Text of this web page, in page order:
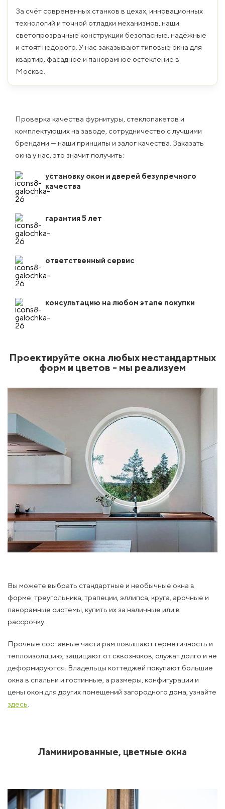
За счёт современных станков в цехах, инновационных
технологий и точной отладки механизмов, наши
светопрозрачные конструкции безопасные, надёжные
и стоят недорого. У нас заказывают типовые окна для
квартир, фасадное и панорамное остекление в
Москве.
Проверка качества фурнитуры, стеклопакетов и
комплектующих на заводе, сотрудничество с лучшими
брендами — наши принципы и залог качества. Заказать
окна у нас, это значит получить:
установку окон и дверей безупречного
качества
гарантия 5 лет
ответственный сервис
консультацию на любом этапе покупки
Проектируйте окна любых нестандартных
форм и цветов - мы реализуем
Вы можете выбрать стандартные и необычные окна в
форме: треугольника, трапеции, эллипса, круга, арочные и
панорамные системы, купить их за наличные или в
рассрочку.
Прочные составные части рам повышают герметичность и
теплоизоляцию, защищают от сквозняков, служат долго и не
деформируются. Владельцы коттеджей покупают большие
окна в спальни и гостинные, а размеры, конфигурации и
цены окон для других помещений загородного дома, узнайте
здесь
Ламинированные, цветные окна